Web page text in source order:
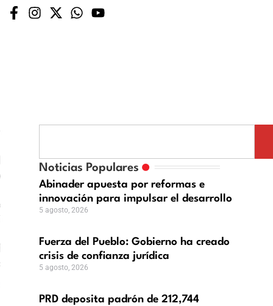
Noticias Populares
Abinader apuesta por reformas e
innovación para impulsar el desarrollo
5 agosto, 2026
Fuerza del Pueblo: Gobierno ha creado
crisis de confianza jurídica
5 agosto, 2026
PRD deposita padrón de 212,744